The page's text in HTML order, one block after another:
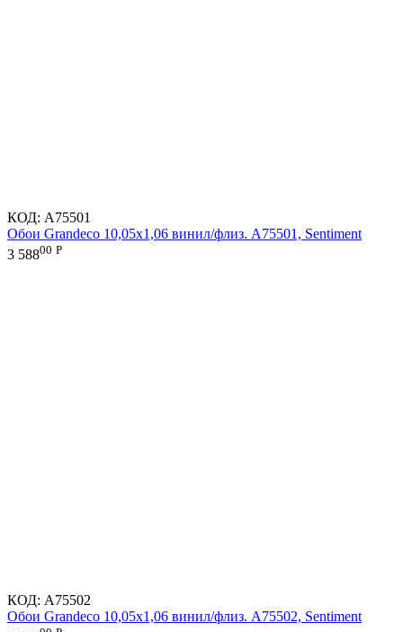
КОД: A75501
Обои Grandeco 10,05х1,06 винил/флиз. A75501, Sentiment
3 58800 Р
КОД: A75502
Обои Grandeco 10,05х1,06 винил/флиз. A75502, Sentiment